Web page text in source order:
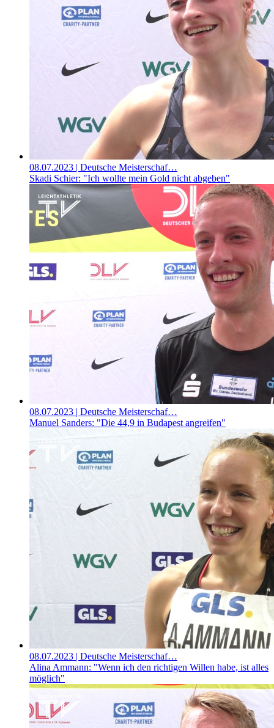
08.07.2023 | Deutsche Meisterschaf…
Skadi Schier: "Ich wollte mein Gold nicht abgeben"
08.07.2023 | Deutsche Meisterschaf…
Manuel Sanders: "Die 44,9 in Budapest angreifen"
08.07.2023 | Deutsche Meisterschaf…
Alina Ammann: "Wenn ich den richtigen Willen habe, ist alles
möglich"